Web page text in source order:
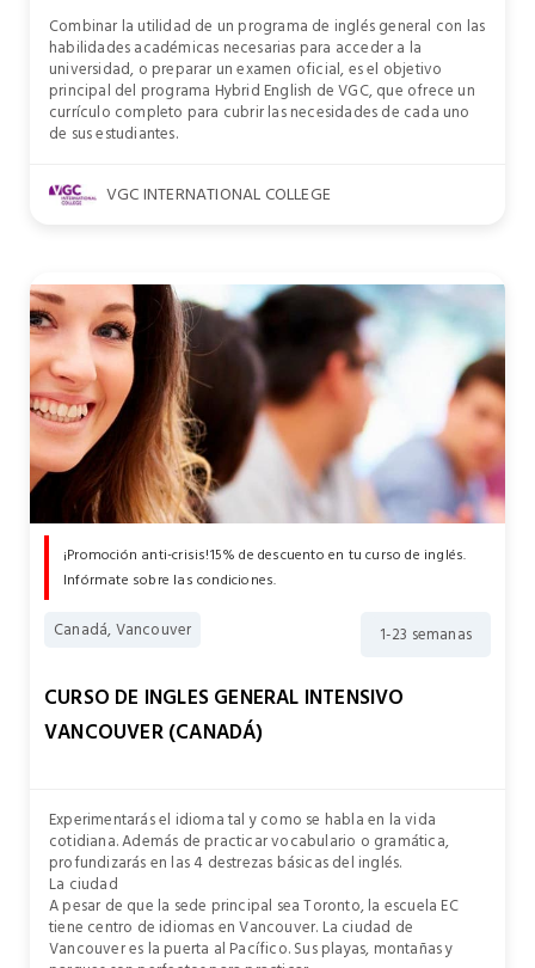
Combinar la utilidad de un programa de inglés general con las
habilidades académicas necesarias para acceder a la
universidad, o preparar un examen oficial, es el objetivo
principal del programa Hybrid English de VGC, que ofrece un
currículo completo para cubrir las necesidades de cada uno
de sus estudiantes.
VGC INTERNATIONAL COLLEGE
¡Promoción anti-crisis!15% de descuento en tu curso de inglés.
Infórmate sobre las condiciones.
Canadá, Vancouver 1-23 semanas
CURSO DE INGLES GENERAL INTENSIVO
VANCOUVER (CANADÁ)
Experimentarás el idioma tal y como se habla en la vida
cotidiana. Además de practicar vocabulario o gramática,
profundizarás en las 4 destrezas básicas del inglés.
La ciudad
A pesar de que la sede principal sea Toronto, la escuela EC
tiene centro de idiomas en Vancouver. La ciudad de
Vancouver es la puerta al Pacífico. Sus playas, montañas y